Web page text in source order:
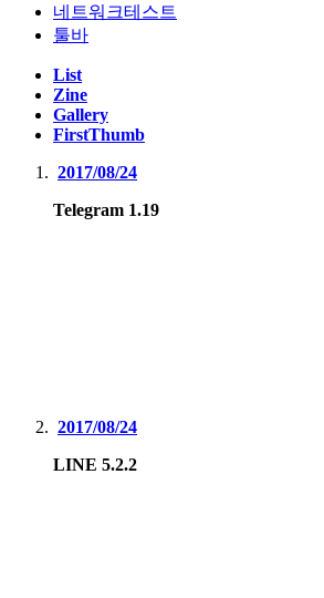
네트워크테스트
툴바
List
Zine
Gallery
FirstThumb
2017/08/24
Telegram 1.19
2017/08/24
LINE 5.2.2